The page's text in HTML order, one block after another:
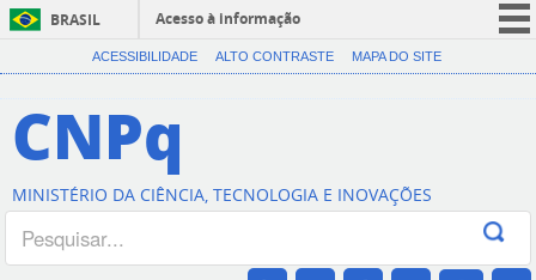
BRASIL
Acesso à informação
CORONAVÍRUS (COVID-19)
Canais
ACESSIBILIDADE ALTO CONTRASTE MAPA DO SITE
CNPq
MINISTÉRIO DA CIÊNCIA, TECNOLOGIA E INOVAÇÕES